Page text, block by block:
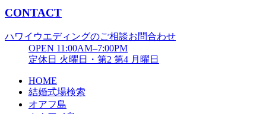
CONTACT
ハワイウエディングのご相談お問合わせ
OPEN 11:00AM–7:00PM
定休日 火曜日・第2 第4 月曜日
HOME
結婚式場検索
オアフ島